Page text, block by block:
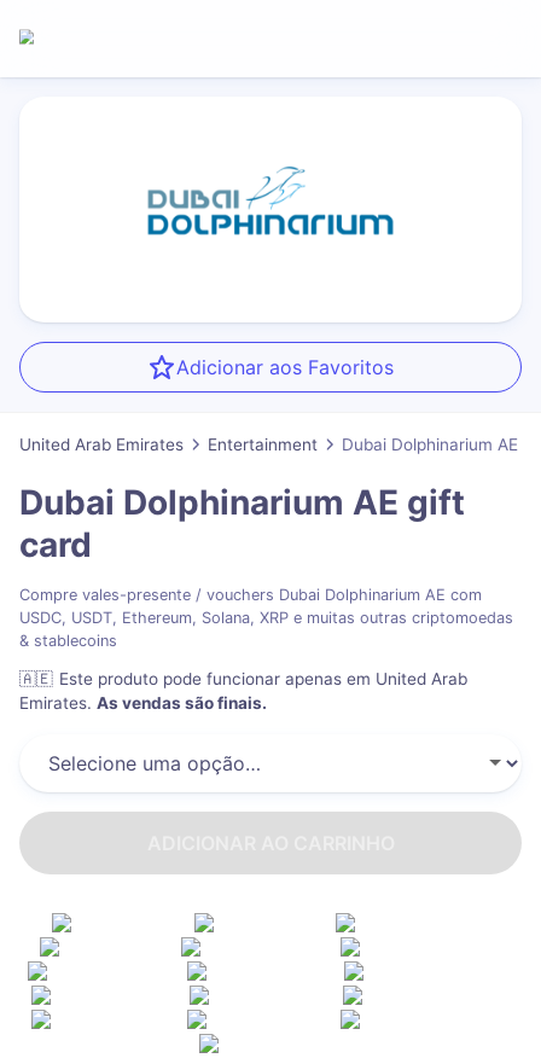
Adicionar aos Favoritos
United Arab Emirates Entertainment Dubai Dolphinarium AE
Dubai Dolphinarium AE gift
card
Compre vales-presente / vouchers Dubai Dolphinarium AE com
USDC, USDT, Ethereum, Solana, XRP e muitas outras criptomoedas
& stablecoins
🇦🇪 Este produto pode funcionar apenas em United Arab
Emirates. As vendas são finais.